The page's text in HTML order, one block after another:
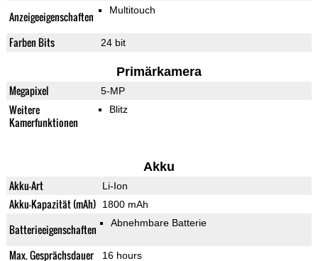
Anzeigeeigenschaften Multitouch
Farben Bits 24 bit
Primärkamera
Megapixel 5-MP
Weitere
Kamerfunktionen
Blitz
Akku
Akku-Art Li-Ion
Akku-Kapazität (mAh) 1800 mAh
Batterieeigenschaften Abnehmbare Batterie
Max. Gesprächsdauer 16 hours